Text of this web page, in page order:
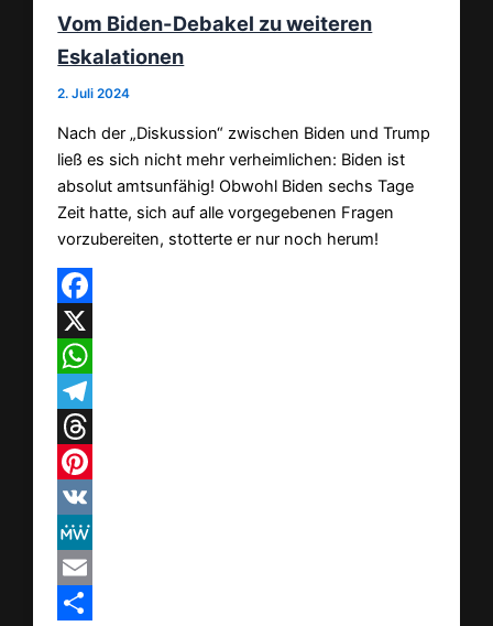
Vom Biden-Debakel zu weiteren
Eskalationen
2. Juli 2024
Nach der „Diskussion“ zwischen Biden und Trump
ließ es sich nicht mehr verheimlichen: Biden ist
absolut amtsunfähig! Obwohl Biden sechs Tage
Zeit hatte, sich auf alle vorgegebenen Fragen
vorzubereiten, stotterte er nur noch herum!
Facebook
X
WhatsApp
Telegram
Threads
Pinterest
VK
MeWe
Email